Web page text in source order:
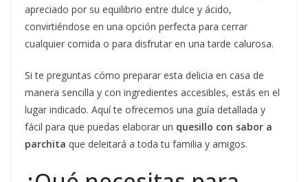
apreciado por su equilibrio entre dulce y ácido,
convirtiéndose en una opción perfecta para cerrar
cualquier comida o para disfrutar en una tarde calurosa.
Si te preguntas cómo preparar esta delicia en casa de
manera sencilla y con ingredientes accesibles, estás en el
lugar indicado. Aquí te ofrecemos una guía detallada y
fácil para que puedas elaborar un quesillo con sabor a
parchita que deleitará a toda tu familia y amigos.